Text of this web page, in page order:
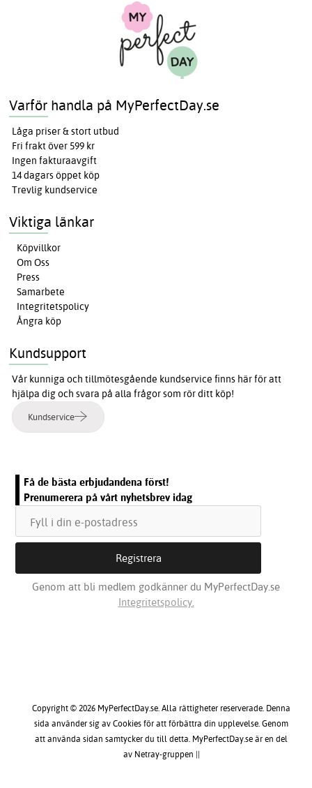
Varför handla på MyPerfectDay.se
Låga priser & stort utbud
Fri frakt över 599 kr
Ingen fakturaavgift
14 dagars öppet köp
Trevlig kundservice
Viktiga länkar
Köpvillkor
Om Oss
Press
Samarbete
Integritetspolicy
Ångra köp
Kundsupport
Vår kunniga och tillmötesgående kundservice finns här för att
hjälpa dig och svara på alla frågor som rör ditt köp!
Kundservice
Få de bästa erbjudandena först!
Prenumerera på vårt nyhetsbrev idag
Genom att bli medlem godkänner du MyPerfectDay.se
Integritetspolicy.
Copyright © 2026 MyPerfectDay.se. Alla rättigheter reserverade. Denna
sida använder sig av Cookies för att förbättra din upplevelse. Genom
att använda sidan samtycker du till detta. MyPerfectDay.se är en del
av Netray-gruppen ||